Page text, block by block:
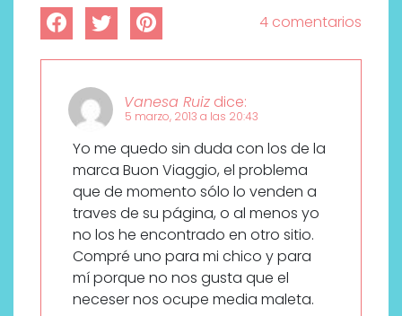
4 comentarios
Vanesa Ruiz dice:
5 marzo, 2013 a las 20:43
Yo me quedo sin duda con los de la
marca Buon Viaggio, el problema
que de momento sólo lo venden a
traves de su página, o al menos yo
no los he encontrado en otro sitio.
Compré uno para mi chico y para
mí porque no nos gusta que el
neceser nos ocupe media maleta.